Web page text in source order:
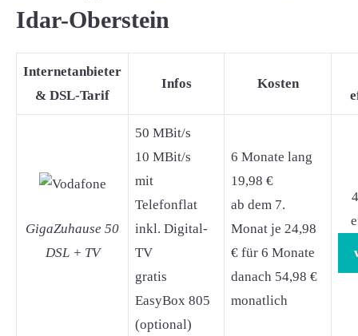
Idar-Oberstein
Internetanbieter
& DSL-Tarif
Infos Kosten
GigaZuhause 50
DSL + TV
50 MBit/s
10 MBit/s
mit
Telefonflat
inkl. Digital-
TV
gratis
EasyBox 805
(optional)
6 Monate lang
19,98 €
ab dem 7.
Monat je 24,98
€ für 6 Monate
danach 54,98 €
monatlich